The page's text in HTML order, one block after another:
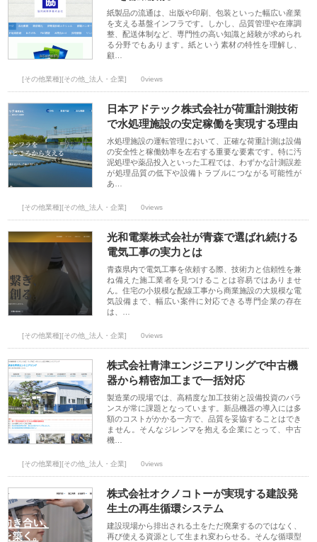
紙製品の流通は、出版や印刷、包装といった幅広い産業
を支える基盤インフラです。しかし、品質管理や在庫調
整、配送体制など、専門性の高い知識と経験が求められ
る分野でもあります。紙という素材の特性を理解し、
顧…
[その他業種][その他_法人・企業] 0views
日本アドテック株式会社が荷重計測技術
で水処理施設の安定稼働を実現する理由
水処理施設の運転管理において、正確な荷重計測は設備
の安全性と稼働効率を左右する重要な要素です。特に汚
泥処理や薬品投入といった工程では、わずかな計測誤差
が処理品質の低下や設備トラブルにつながる可能性が
あ…
[その他業種][その他_法人・企業] 0views
光和電業株式会社が青森で選ばれ続ける
電気工事の実力とは
青森県内で電気工事を依頼する際、技術力と信頼性を兼
ね備えた施工業者を見つけることは容易ではありませ
ん。住宅の小規模な配線工事から商業施設の大規模な電
気設備まで、幅広い案件に対応できる専門企業の存在
は、…
[その他業種][その他_法人・企業] 0views
株式会社青津エンジニアリングで中古機
器から精密加工まで一括対応
製造業の現場では、高精度な加工技術と設備投資のバラ
ンスが常に課題となっています。新品機器の導入には多
額のコストがかかる一方で、品質を妥協することはでき
ません。そんなジレンマを抱える企業にとって、中古
機…
[その他業種][その他_法人・企業] 0views
株式会社オクノコトーが実現する建設発
生土の再生循環システム
建設現場から排出される土をただ廃棄するのではなく、
再び使える資源として生まれ変わらせる。そんな循環型